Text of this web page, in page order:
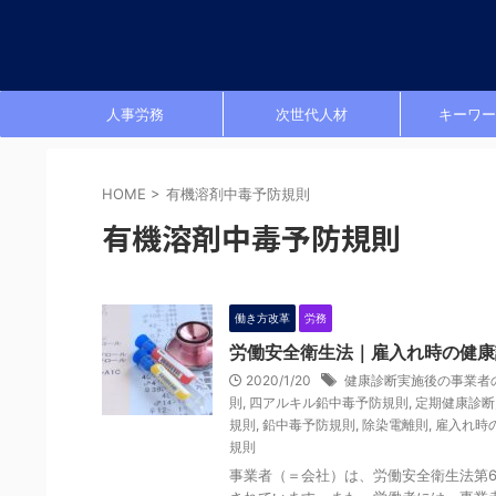
人事労務 次世代人材 キーワ
HOME > 有機溶剤中毒予防規則
有機溶剤中毒予防規則
働き方改革 労務
労働安全衛生法｜雇入れ時の健
2020/1/20 健康診断実施後の事業者
則, 四アルキル鉛中毒予防規則, 定期健康診断
規則, 鉛中毒予防規則, 除染電離則, 雇入れ時
規則
事業者（＝会社）は、労働安全衛生法